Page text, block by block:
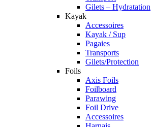
Gilets – Hydratation
Kayak
Accessoires
Kayak / Sup
Pagaies
Transports
Gilets/Protection
Foils
Axis Foils
Foilboard
Parawing
Foil Drive
Accessoires